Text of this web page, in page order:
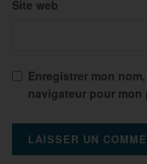
Site web
Enregistrer mon
navigateur pour mon